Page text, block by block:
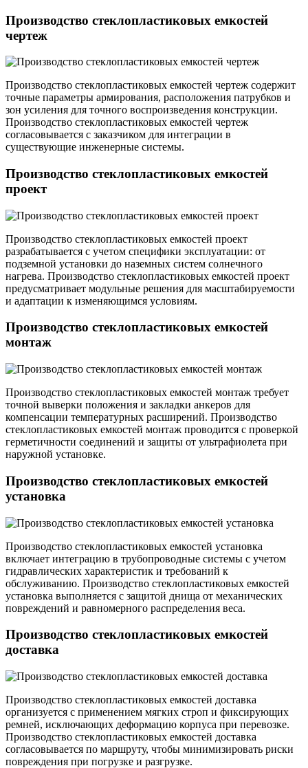
Производство стеклопластиковых емкостей
чертеж
Производство стеклопластиковых емкостей чертеж содержит
точные параметры армирования, расположения патрубков и
зон усиления для точного воспроизведения конструкции.
Производство стеклопластиковых емкостей чертеж
согласовывается с заказчиком для интеграции в
существующие инженерные системы.
Производство стеклопластиковых емкостей
проект
Производство стеклопластиковых емкостей проект
разрабатывается с учетом специфики эксплуатации: от
подземной установки до наземных систем солнечного
нагрева. Производство стеклопластиковых емкостей проект
предусматривает модульные решения для масштабируемости
и адаптации к изменяющимся условиям.
Производство стеклопластиковых емкостей
монтаж
Производство стеклопластиковых емкостей монтаж требует
точной выверки положения и закладки анкеров для
компенсации температурных расширений. Производство
стеклопластиковых емкостей монтаж проводится с проверкой
герметичности соединений и защиты от ультрафиолета при
наружной установке.
Производство стеклопластиковых емкостей
установка
Производство стеклопластиковых емкостей установка
включает интеграцию в трубопроводные системы с учетом
гидравлических характеристик и требований к
обслуживанию. Производство стеклопластиковых емкостей
установка выполняется с защитой днища от механических
повреждений и равномерного распределения веса.
Производство стеклопластиковых емкостей
доставка
Производство стеклопластиковых емкостей доставка
организуется с применением мягких строп и фиксирующих
ремней, исключающих деформацию корпуса при перевозке.
Производство стеклопластиковых емкостей доставка
согласовывается по маршруту, чтобы минимизировать риски
повреждения при погрузке и разгрузке.